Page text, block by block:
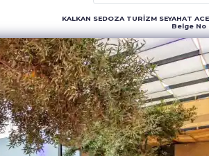
KALKAN SEDOZA TURİZM SEYAHAT
Belge No